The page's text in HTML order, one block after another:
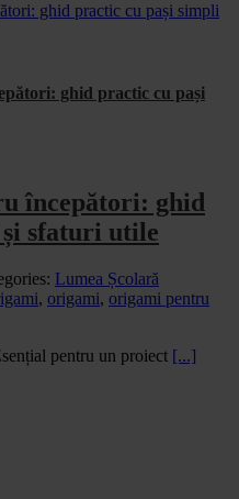
ghid practic cu pași simpli
ghid practic cu pași
începători: ghid
sfaturi utile
Lumea Școlară
, origami, origami pentru
pentru un proiect [...]